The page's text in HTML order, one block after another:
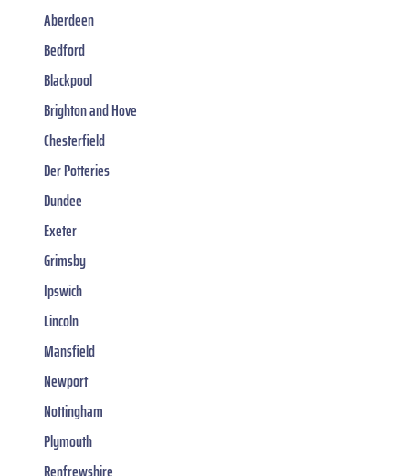
Aberdeen
Bedford
Blackpool
Brighton and Hove
Chesterfield
Der Potteries
Dundee
Exeter
Grimsby
Ipswich
Lincoln
Mansfield
Newport
Nottingham
Plymouth